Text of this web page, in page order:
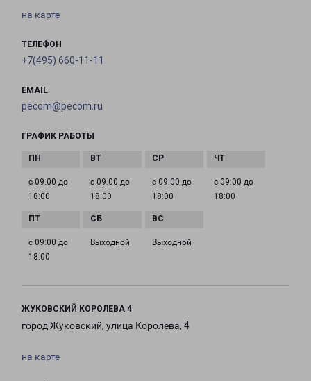
на карте
ТЕЛЕФОН
+7(495) 660-11-11
EMAIL
pecom@pecom.ru
ГРАФИК РАБОТЫ
с 09:00 до
18:00
с 09:00 до
18:00
с 09:00 до
18:00
с 09:00 до
18:00
с 09:00 до
18:00
Выходной Выходной
ЖУКОВСКИЙ КОРОЛЕВА 4
город Жуковский, улица Королева, 4
на карте